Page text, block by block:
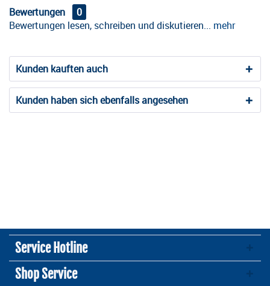
Bewertungen
0
Bewertungen lesen, schreiben und diskutieren... mehr
Kunden kauften auch
Kunden haben sich ebenfalls angesehen
Service Hotline
Shop Service